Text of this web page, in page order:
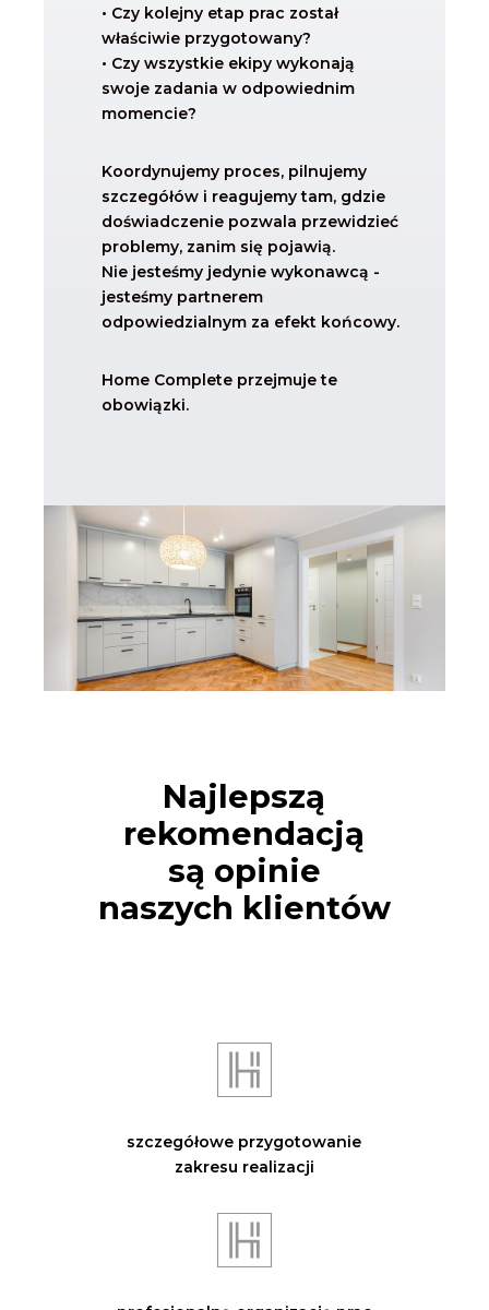
• Czy kolejny etap prac został
właściwie przygotowany?
• Czy wszystkie ekipy wykonają
swoje zadania w odpowiednim
momencie?
Koordynujemy proces, pilnujemy
szczegółów i reagujemy tam, gdzie
doświadczenie pozwala przewidzieć
problemy, zanim się pojawią.
Nie jesteśmy jedynie wykonawcą -
jesteśmy partnerem
odpowiedzialnym za efekt końcowy.
Home Complete przejmuje te
obowiązki.
Najlepszą
rekomendacją
są opinie
naszych klientów
szczegółowe przygotowanie
zakresu realizacji